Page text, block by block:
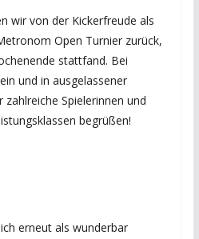
wir von der Kickerfreude als
Open Turnier zurück,
stattfand. Bei
und in ausgelassener
Spielerinnen und
begrüßen!
erneut als wunderbar